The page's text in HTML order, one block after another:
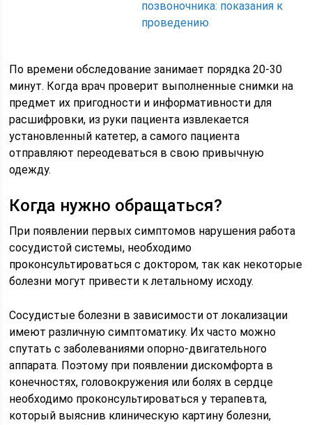
позвоночника: показания к
проведению
По времени обследование занимает порядка 20-30
минут. Когда врач проверит выполненные снимки на
предмет их пригодности и информативности для
расшифровки, из руки пациента извлекается
установленный катетер, а самого пациента
отправляют переодеваться в свою привычную
одежду.
Когда нужно обращаться?
При появлении первых симптомов нарушения работа
сосудистой системы, необходимо
проконсультироваться с доктором, так как некоторые
болезни могут привести к летальному исходу.
Сосудистые болезни в зависимости от локализации
имеют различную симптоматику. Их часто можно
спутать с заболеваниями опорно-двигательного
аппарата. Поэтому при появлении дискомфорта в
конечностях, головокружения или болях в сердце
необходимо проконсультироваться у терапевта,
который выяснив клиническую картину болезни,